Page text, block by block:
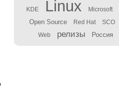
KDE Linux Microsoft
Open Source Red Hat SCO
Web релизы Россия